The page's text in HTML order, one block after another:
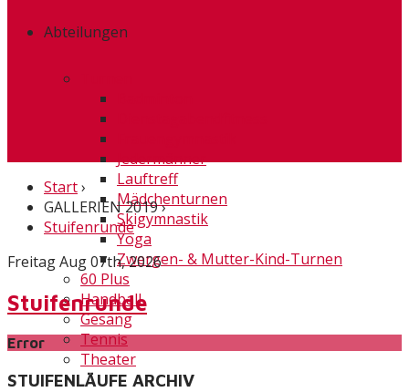
Abteilungen
Jedermänner
Lauftreff
Mädchenturnen
Skigymnastik
Yoga
Zwergen- & Mutter-Kind-Turnen
60 Plus
Handball
Gesang
Tennis
Theater
Start›
GALLERIEN 2019›
Stuifenrunde
Freitag Aug 07th, 2026
Stuifenrunde
Error
STUIFENLÄUFE ARCHIV